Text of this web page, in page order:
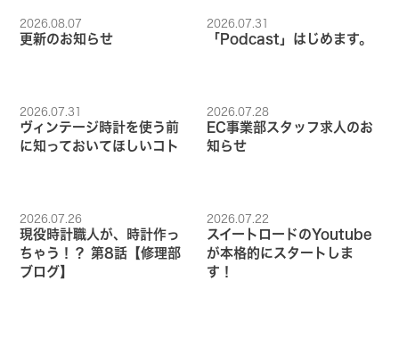
2026.08.07
更新のお知らせ
2026.07.31
「Podcast」はじめます。
2026.07.31
ヴィンテージ時計を使う前
に知っておいてほしいコト
2026.07.28
EC事業部スタッフ求人のお
知らせ
2026.07.26
現役時計職人が、時計作っ
ちゃう！？ 第8話【修理部
ブログ】
2026.07.22
スイートロードのYoutube
が本格的にスタートしま
す！